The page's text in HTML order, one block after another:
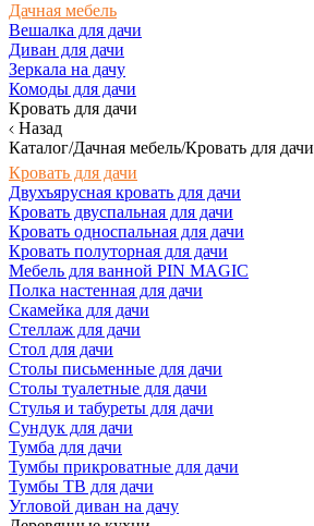
Дачная мебель
Вешалка для дачи
Диван для дачи
Зеркала на дачу
Комоды для дачи
Кровать для дачи
Назад
Каталог/Дачная мебель/Кровать для дачи
Кровать для дачи
Двухъярусная кровать для дачи
Кровать двуспальная для дачи
Кровать односпальная для дачи
Кровать полуторная для дачи
Мебель для ванной PIN MAGIC
Полка настенная для дачи
Скамейка для дачи
Стеллаж для дачи
Стол для дачи
Столы письменные для дачи
Столы туалетные для дачи
Стулья и табуреты для дачи
Сундук для дачи
Тумба для дачи
Тумбы прикроватные для дачи
Тумбы ТВ для дачи
Угловой диван на дачу